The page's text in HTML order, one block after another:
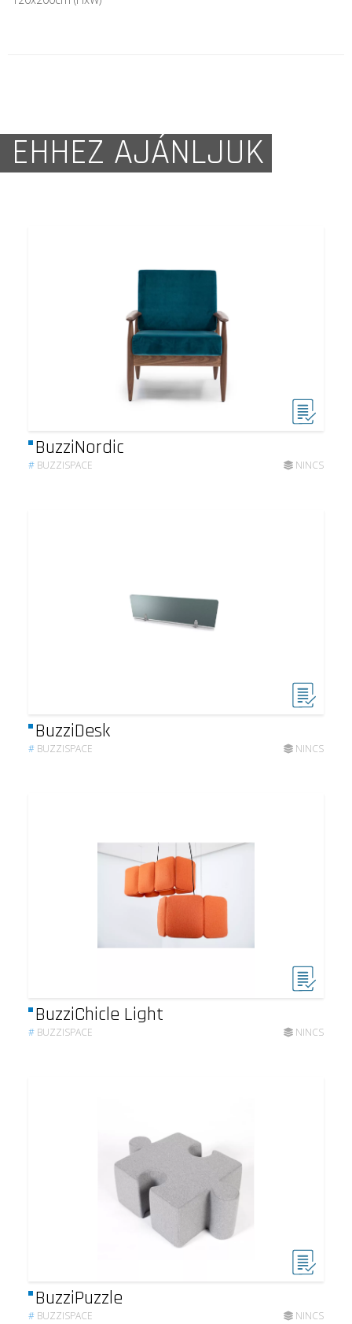
EHHEZ AJÁNLJUK
BuzziNordic
# BUZZISPACE NINCS
BuzziDesk
# BUZZISPACE NINCS
BuzziChicle Light
# BUZZISPACE NINCS
BuzziPuzzle
# BUZZISPACE NINCS